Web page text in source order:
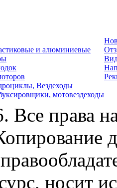
и алюминиевые
Вездеходы
мотовездеходы
Все права
носит